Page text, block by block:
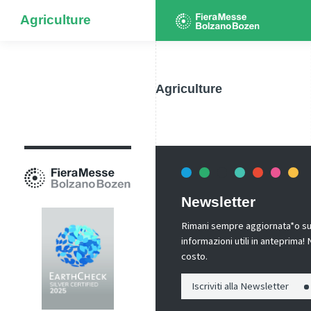
Agriculture
Agriculture
Newsletter
Rimani sempre aggiornata*o
informazioni utili in anteprima!
costo.
Iscriviti alla Newsletter